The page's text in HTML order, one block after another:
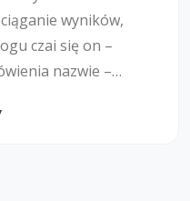
wyników,
czai się on –
nazwie –
Jak